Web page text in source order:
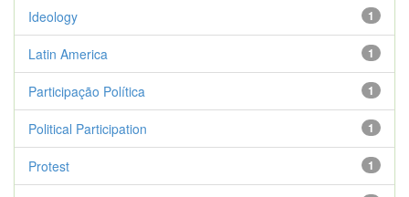
1
Ideology
1
Latin America
1
Participação Política
1
Political Participation
1
Protest